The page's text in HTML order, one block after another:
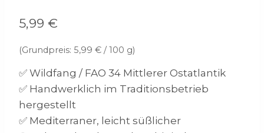
5,99 €
(Grundpreis: 5,99 € /100 g)
✅ Wildfang / FAO 34 Mittlerer Ostatlantik
✅ Handwerklich im Traditionsbetrieb
hergestellt
✅ Mediterraner, leicht süßlicher